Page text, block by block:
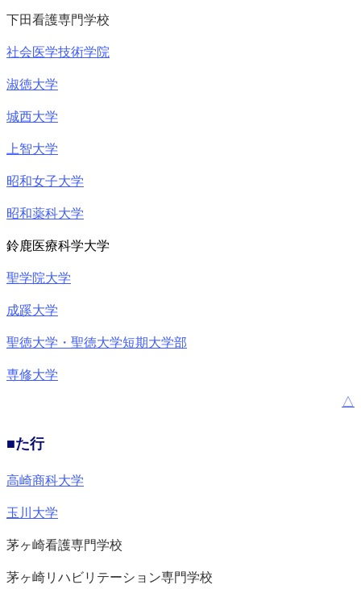
下田看護専門学校
社会医学技術学院
淑徳大学
城西大学
上智大学
昭和女子大学
昭和薬科大学
鈴鹿医療科学大学
聖学院大学
成蹊大学
聖徳大学・聖徳大学短期大学部
専修大学
△
■た行
高崎商科大学
玉川大学
茅ヶ崎看護専門学校
茅ヶ崎リハビリテーション専門学校